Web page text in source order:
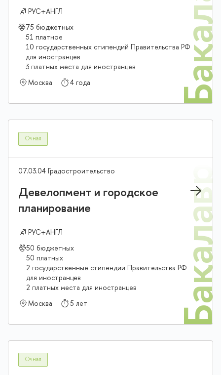
РУС+АНГЛ
75 бюджетных
51 платное
10 государственных стипендий Правительства РФ
для иностранцев
3 платных места для иностранцев
Москва
4 года
Очная
07.03.04 Градостроительство
Девелопмент и городское
планирование
РУС+АНГЛ
50 бюджетных
50 платных
2 государственные стипендии Правительства РФ
для иностранцев
2 платных места для иностранцев
Москва
5 лет
Очная